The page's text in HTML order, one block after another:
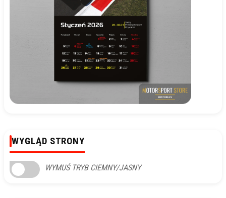
WYGLĄD STRONY
WYMUŚ TRYB CIEMNY/JASNY